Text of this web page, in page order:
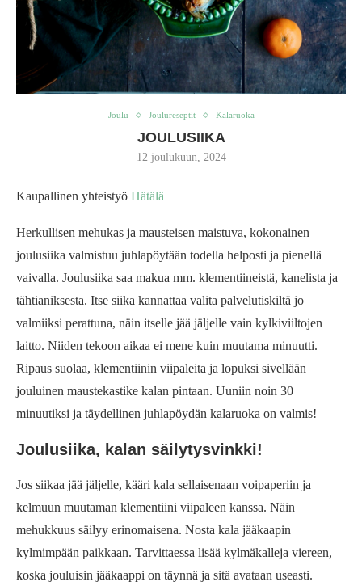
Joulu Joulureseptit Kalaruoka
JOULUSIIKA
12 joulukuun, 2024
Kaupallinen yhteistyö Hätälä
Herkullisen mehukas ja mausteisen maistuva, kokonainen
joulusiika valmistuu juhlapöytään todella helposti ja pienellä
vaivalla. Joulusiika saa makua mm. klementiineistä, kanelista ja
tähtianiksesta. Itse siika kannattaa valita palvelutiskiltä jo
valmiiksi perattuna, näin itselle jää jäljelle vain kylkiviiltojen
laitto. Niiden tekoon aikaa ei mene kuin muutama minuutti.
Ripaus suolaa, klementiinin viipaleita ja lopuksi sivellään
jouluinen maustekastike kalan pintaan. Uuniin noin 30
minuutiksi ja täydellinen juhlapöydän kalaruoka on valmis!
Joulusiika, kalan säilytysvinkki!
Jos siikaa jää jäljelle, kääri kala sellaisenaan voipaperiin ja
kelmuun muutaman klementiini viipaleen kanssa. Näin
mehukkuus säilyy erinomaisena. Nosta kala jääkaapin
kylmimpään paikkaan. Tarvittaessa lisää kylmäkalleja viereen,
koska jouluisin jääkaappi on täynnä ja sitä avataan useasti.